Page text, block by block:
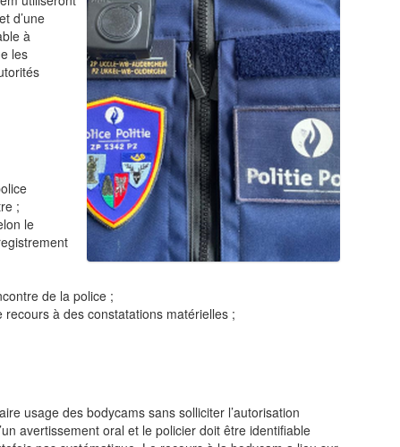
d’une
à
les
;
le
de la police ;
à des constatations matérielles ;
usage des bodycams sans solliciter l’autorisation
avertissement oral et le policier doit être identifiable